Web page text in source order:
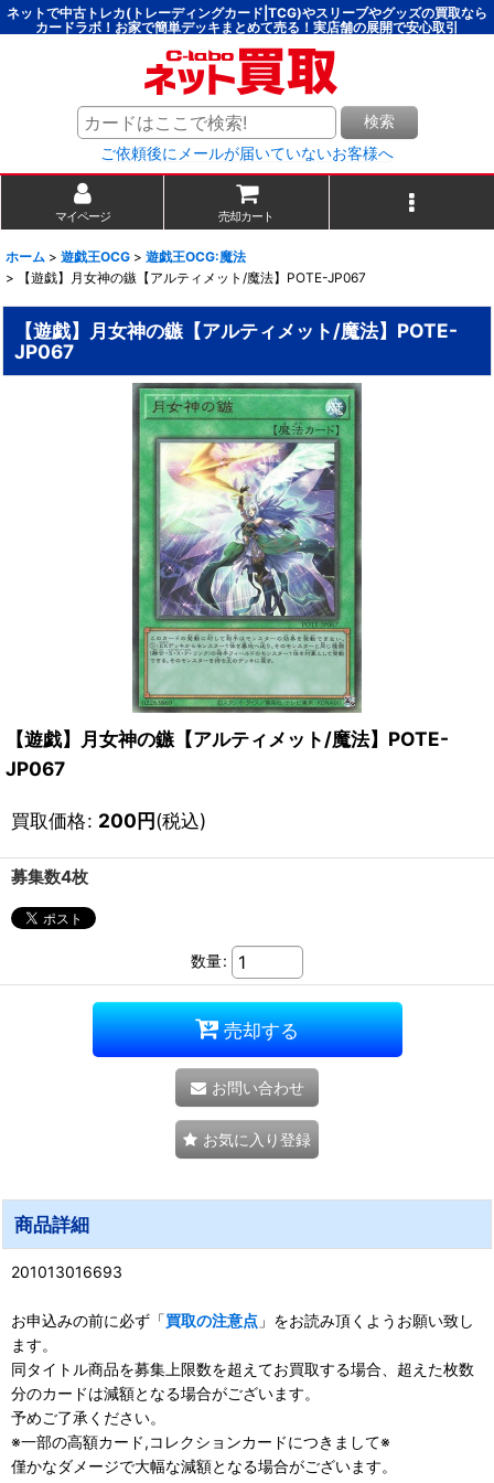
ネットで中古トレカ(トレーディングカード|TCG)やスリーブやグッズの買取なら
カードラボ！お家で簡単デッキまとめて売る！実店舗の展開で安心取引
検索
ご依頼後にメールが届いていないお客様へ
マイページ 売却カート
ホーム > 遊戯王OCG > 遊戯王OCG:魔法
>
【遊戯】月女神の鏃【アルティメット/魔法】POTE-JP067
【遊戯】月女神の鏃【アルティメット/魔法】POTE-
JP067
【遊戯】月女神の鏃【アルティメット/魔法】POTE-
JP067
買取価格: 200円(税込)
募集数4枚
数量:
売却する
お問い合わせ
お気に入り登録
商品詳細
201013016693
お申込みの前に必ず「買取の注意点 」をお読み頂くようお願い致し
ます。
同タイトル商品を募集上限数を超えてお買取する場合、超えた枚数
分のカードは減額となる場合がございます。
予めご了承ください。
※一部の高額カード,コレクションカードにつきまして※
僅かなダメージで大幅な減額となる場合がございます。